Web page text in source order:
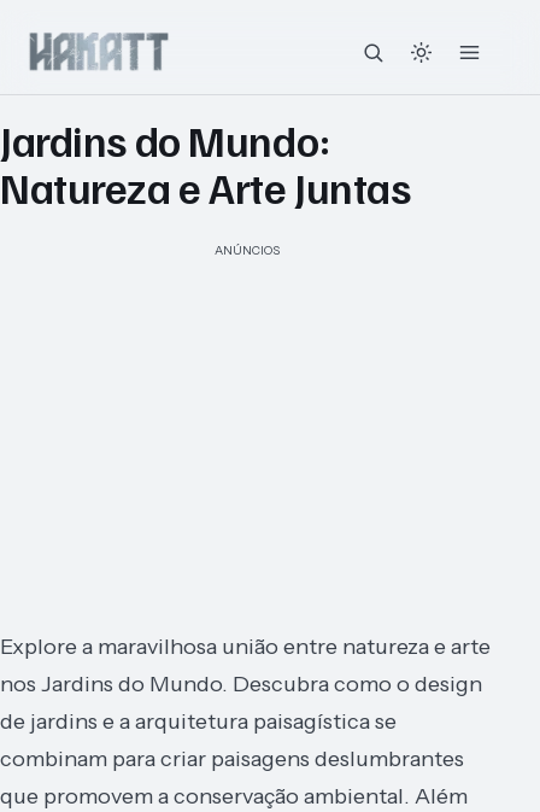
Jardins do Mundo:
Natureza e Arte Juntas
ANÚNCIOS
Explore a maravilhosa união entre natureza e arte
nos Jardins do Mundo. Descubra como o design
de jardins e a arquitetura paisagística se
combinam para criar paisagens deslumbrantes
que promovem a conservação ambiental. Além